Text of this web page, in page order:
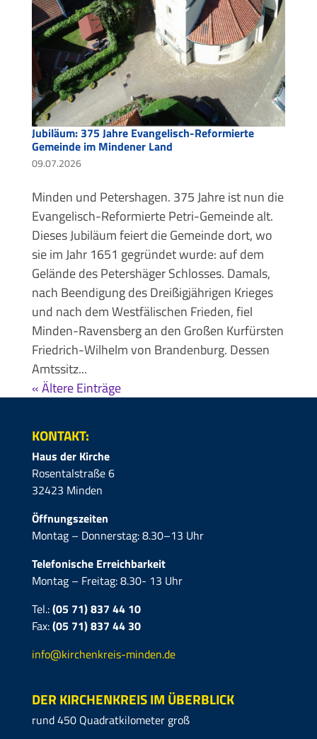
Jubiläum: 375 Jahre Evangelisch-Reformierte
Gemeinde im Mindener Land
09.07.2026
Minden und Petershagen. 375 Jahre ist nun die
Evangelisch-Reformierte Petri-Gemeinde alt.
Dieses Jubiläum feiert die Gemeinde dort, wo
sie im Jahr 1651 gegründet wurde: auf dem
Gelände des Petershäger Schlosses. Damals,
nach Beendigung des Dreißigjährigen Krieges
und nach dem Westfälischen Frieden, fiel
Minden-Ravensberg an den Großen Kurfürsten
Friedrich-Wilhelm von Brandenburg. Dessen
Amtssitz...
« Ältere Einträge
KONTAKT:
Haus der Kirche
Rosentalstraße 6
32423 Minden
Öffnungszeiten
Montag – Donnerstag: 8.30–13 Uhr
Telefonische Erreichbarkeit
Montag – Freitag: 8.30- 13 Uhr
Tel.:(05 71) 837 44 10
Fax:(05 71)837 44 30
info@kirchenkreis-minden.de
DER KIRCHENKREIS IM ÜBERBLICK
rund 450 Quadratkilometer groß